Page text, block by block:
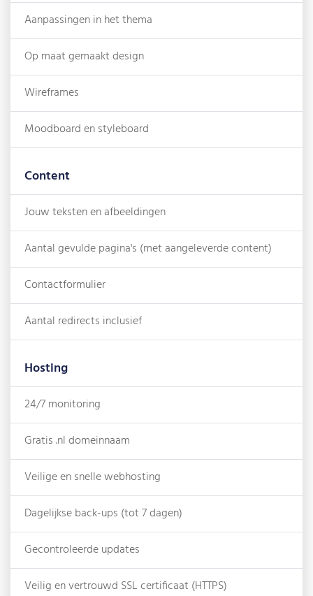
Aanpassingen in het thema
Op maat gemaakt design
Wireframes
Moodboard en styleboard
Content
Jouw teksten en afbeeldingen
Aantal gevulde pagina's (met aangeleverde content)
Contactformulier
Aantal redirects inclusief
Hosting
24/7 monitoring
Gratis .nl domeinnaam
Veilige en snelle webhosting
Dagelijkse back-ups (tot 7 dagen)
Gecontroleerde updates
Veilig en vertrouwd SSL certificaat (HTTPS)